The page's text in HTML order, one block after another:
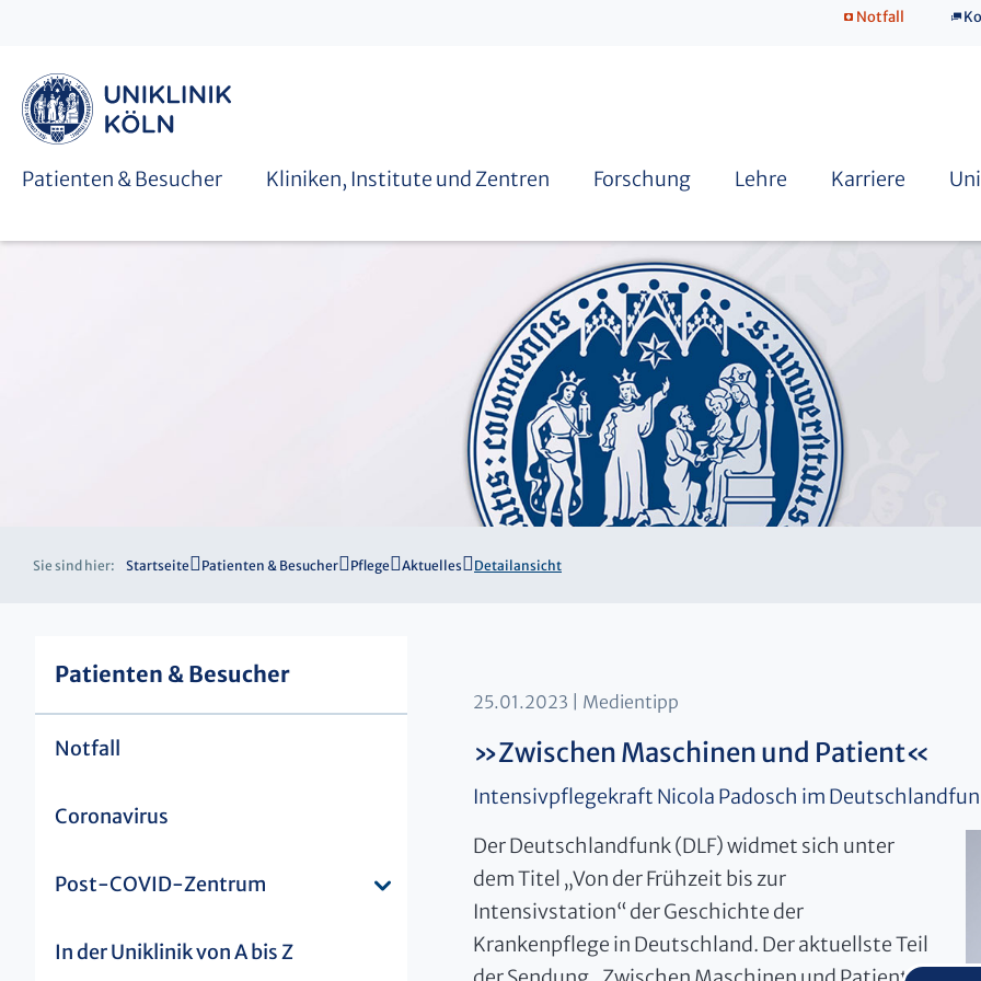
Notfall
Patienten & Besucher Kliniken, Institute und Zentren Forschung Lehre Karriere
Sie sind hier: Startseite Patienten & Besucher Pflege Aktuelles Detailansicht
Patienten & Besucher
Notfall
Coronavirus
Post-COVID-Zentrum
In der Uniklinik von A bis Z
25.01.2023 Medientipp
»Zwischen Maschinen und Patient«
Intensivpflegekraft Nicola Padosch im
Der Deutschlandfunk (DLF) widmet sich unter
dem Titel „Von der Frühzeit bis zur
Intensivstation“ der Geschichte der
Krankenpflege in Deutschland. Der aktuellste Teil